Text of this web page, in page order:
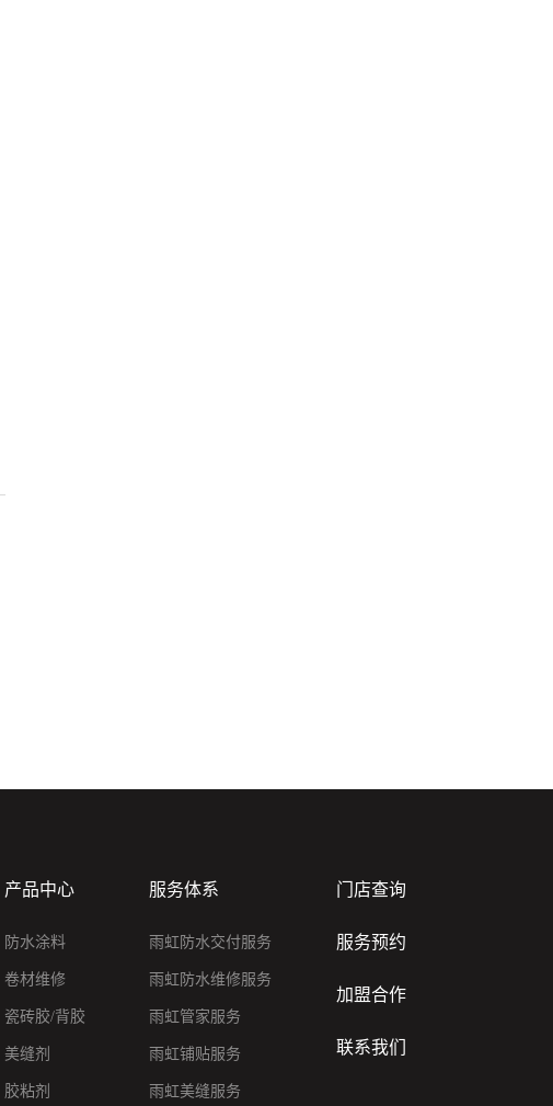
产品中心
防水涂料
卷材维修
瓷砖胶/背胶
美缝剂
胶粘剂
服务体系
雨虹防水交付服务
雨虹防水维修服务
雨虹管家服务
雨虹铺贴服务
雨虹美缝服务
门店查询
服务预约
加盟合作
联系我们